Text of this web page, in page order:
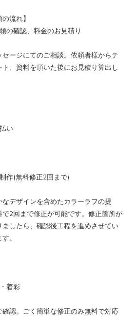
の流れ】
の確認、料金のお見積り
ジにてのご相談。依頼者様からテ
ト、資料を頂いた後にお見積り算出し
い
作(無料修正2回まで)
デザインを含めたカラーラフの提
で2回まで修正が可能です。修正箇所が
ましたら、確認後工程を進めさせてい
。
着彩
確認。ごく簡単な修正のみ無料で対応